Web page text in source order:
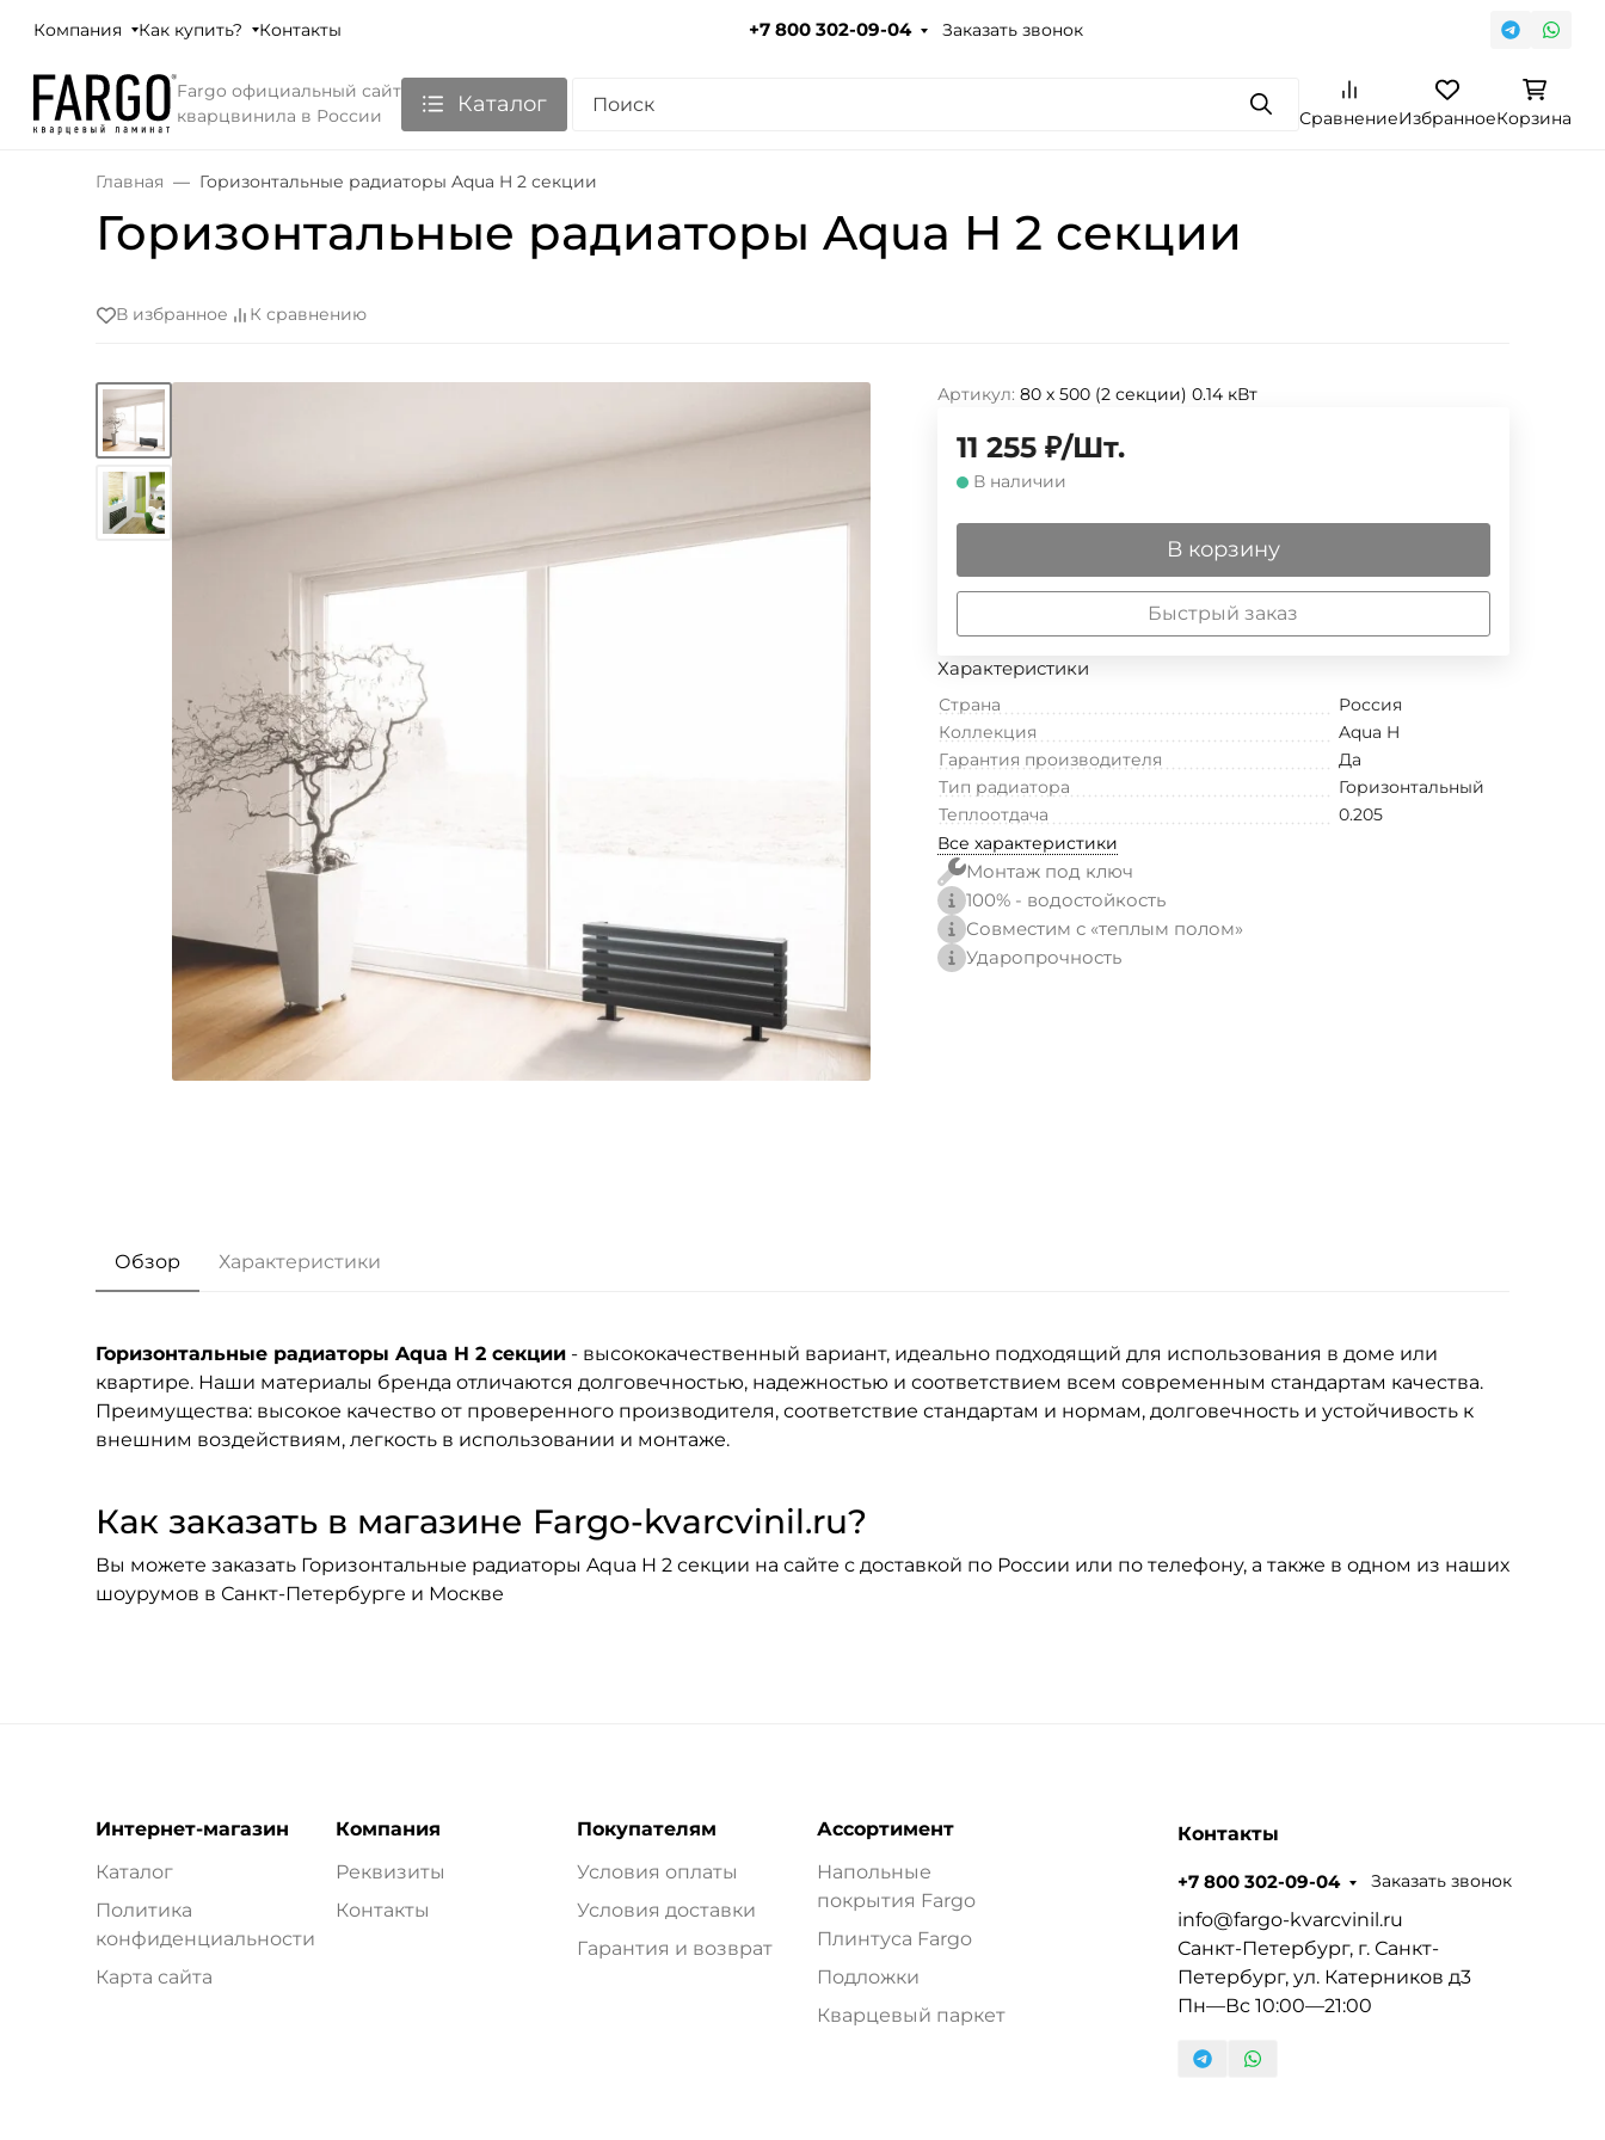
Компания Как купить? Контакты +7 800 302-09-04 Заказать звонок
Fargo официальный сайт
кварцвинила в России
Каталог ПоискСравнениеИзбранноеКорзина
Главная Горизонтальные радиаторы Aqua H 2 секции
Горизонтальные радиаторы Aqua H 2 секции
В избранное К сравнению
Артикул: 80 х 500 (2 секции) 0.14 кВт
11 255 ₽/Шт.
В наличии
В корзину
Быстрый заказ
Характеристики
Страна
Россия
Коллекция
Aqua H
Гарантия производителя
Да
Тип радиатора
Горизонтальный
Теплоотдача
0.205
Все характеристики
Монтаж под ключ
100% - водостойкость
Совместим с «теплым полом»
Ударопрочность
Обзор Характеристики
Горизонтальные радиаторы Aqua H 2 секции - высококачественный вариант, идеально подходящий для использования в доме или
квартире. Наши материалы бренда отличаются долговечностью, надежностью и соответствием всем современным стандартам качества.
Преимущества: высокое качество от проверенного производителя, соответствие стандартам и нормам, долговечность и устойчивость к
внешним воздействиям, легкость в использовании и монтаже.
Как заказать в магазине Fargo-kvarcvinil.ru?
Вы можете заказать Горизонтальные радиаторы Aqua H 2 секции на сайте с доставкой по России или по телефону, а также в одном из наших
шоурумов в Санкт-Петербурге и Москве
Интернет-магазин
Каталог
Политика
конфиденциальности
Карта сайта
Компания
Реквизиты
Контакты
Покупателям
Условия оплаты
Условия доставки
Гарантия и возврат
Ассортимент
Напольные
покрытия Fargo
Плинтуса Fargo
Подложки
Кварцевый паркет
Контакты
+7 800 302-09-04 Заказать звонок
info@fargo-kvarcvinil.ru
Санкт-Петербург, г. Санкт-
Петербург, ул. Катерников д3
Пн—Вс 10:00—21:00